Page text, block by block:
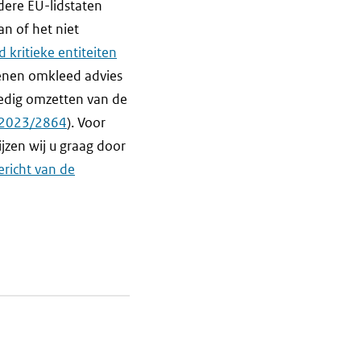
EU-lidstaten
of het niet
kritieke entiteiten
omkleed advies
omzetten van de
2864). Voor
wij u graag door
van de